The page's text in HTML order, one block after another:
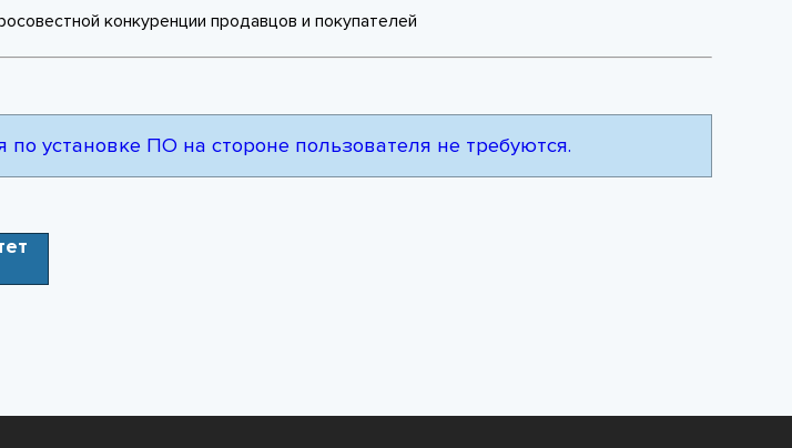
конкуренции продавцов и покупателей
установке ПО на стороне пользователя не требуются.